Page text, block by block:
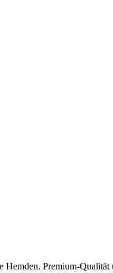
Premium-